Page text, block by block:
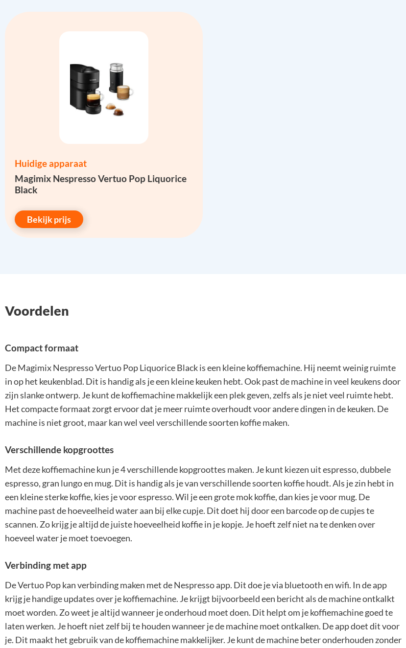
Huidige apparaat
Magimix Nespresso Vertuo Pop Liquorice
Black
Bekijk prijs
Voordelen
Compact formaat
De Magimix Nespresso Vertuo Pop Liquorice Black is een kleine koffiemachine. Hij neemt weinig ruimte
in op het keukenblad. Dit is handig als je een kleine keuken hebt. Ook past de machine in veel keukens door
zijn slanke ontwerp. Je kunt de koffiemachine makkelijk een plek geven, zelfs als je niet veel ruimte hebt.
Het compacte formaat zorgt ervoor dat je meer ruimte overhoudt voor andere dingen in de keuken. De
machine is niet groot, maar kan wel veel verschillende soorten koffie maken.
Verschillende kopgroottes
Met deze koffiemachine kun je 4 verschillende kopgroottes maken. Je kunt kiezen uit espresso, dubbele
espresso, gran lungo en mug. Dit is handig als je van verschillende soorten koffie houdt. Als je zin hebt in
een kleine sterke koffie, kies je voor espresso. Wil je een grote mok koffie, dan kies je voor mug. De
machine past de hoeveelheid water aan bij elke cupje. Dit doet hij door een barcode op de cupjes te
scannen. Zo krijg je altijd de juiste hoeveelheid koffie in je kopje. Je hoeft zelf niet na te denken over
hoeveel water je moet toevoegen.
Verbinding met app
De Vertuo Pop kan verbinding maken met de Nespresso app. Dit doe je via bluetooth en wifi. In de app
krijg je handige updates over je koffiemachine. Je krijgt bijvoorbeeld een bericht als de machine ontkalkt
moet worden. Zo weet je altijd wanneer je onderhoud moet doen. Dit helpt om je koffiemachine goed te
laten werken. Je hoeft niet zelf bij te houden wanneer je de machine moet ontkalken. De app doet dit voor
je. Dit maakt het gebruik van de koffiemachine makkelijker. Je kunt de machine beter onderhouden zonder